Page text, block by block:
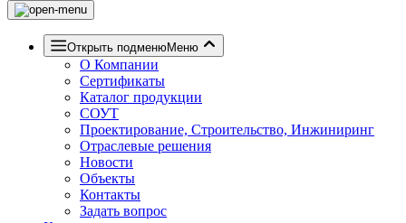
Открыть подменюМеню
О Компании
Сертификаты
Каталог продукции
СОУТ
Проектирование, Строительство, Инжиниринг
Отраслевые решения
Новости
Объекты
Контакты
Задать вопрос